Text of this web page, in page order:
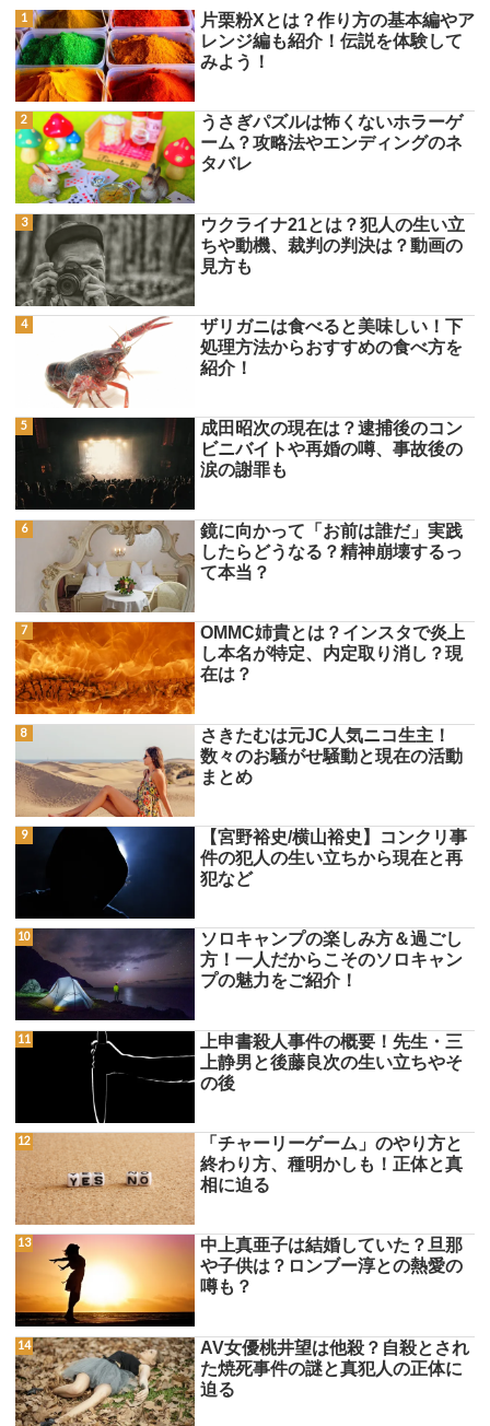
片栗粉Xとは？作り方の基本編やア
レンジ編も紹介！伝説を体験して
みよう！
うさぎパズルは怖くないホラーゲ
ーム？攻略法やエンディングのネ
タバレ
ウクライナ21とは？犯人の生い立
ちや動機、裁判の判決は？動画の
見方も
ザリガニは食べると美味しい！下
処理方法からおすすめの食べ方を
紹介！
成田昭次の現在は？逮捕後のコン
ビニバイトや再婚の噂、事故後の
涙の謝罪も
鏡に向かって「お前は誰だ」実践
したらどうなる？精神崩壊するっ
て本当？
OMMC姉貴とは？インスタで炎上
し本名が特定、内定取り消し？現
在は？
さきたむは元JC人気ニコ生主！
数々のお騒がせ騒動と現在の活動
まとめ
【宮野裕史/横山裕史】コンクリ事
件の犯人の生い立ちから現在と再
犯など
ソロキャンプの楽しみ方＆過ごし
方！一人だからこそのソロキャン
プの魅力をご紹介！
上申書殺人事件の概要！先生・三
上静男と後藤良次の生い立ちやそ
の後
「チャーリーゲーム」のやり方と
終わり方、種明かしも！正体と真
相に迫る
中上真亜子は結婚していた？旦那
や子供は？ロンブー淳との熱愛の
噂も？
AV女優桃井望は他殺？自殺とされ
た焼死事件の謎と真犯人の正体に
迫る